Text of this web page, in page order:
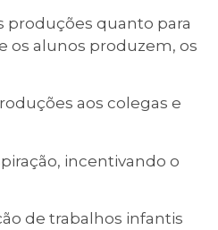
produções quanto para
os alunos produzem, os
aos colegas e
incentivando o
de trabalhos infantis